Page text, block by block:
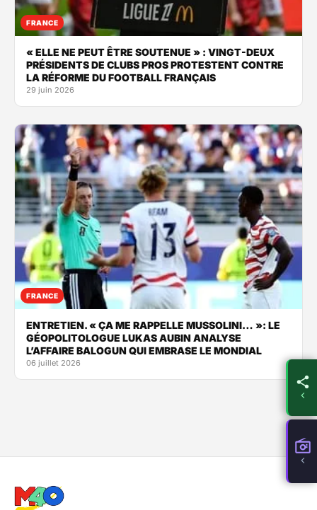
FRANCE
« ELLE NE PEUT ÊTRE SOUTENUE » : VINGT-DEUX
PRÉSIDENTS DE CLUBS PROS PROTESTENT CONTRE
LA RÉFORME DU FOOTBALL FRANÇAIS
29 juin 2026
FRANCE
ENTRETIEN. « ÇA ME RAPPELLE MUSSOLINI… »: LE
GÉOPOLITOLOGUE LUKAS AUBIN ANALYSE
L’AFFAIRE BALOGUN QUI EMBRASE LE MONDIAL
06 juillet 2026